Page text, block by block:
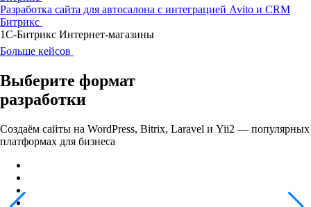
Разработка сайта для автосалона с интеграцией Avito и CRM
Битрикс
1С-Битрикс Интернет-магазины
Больше кейсов
Выберите формат
разработки
Создаём сайты на WordPress, Bitrix, Laravel и Yii2 — популярных
платформах для бизнеса